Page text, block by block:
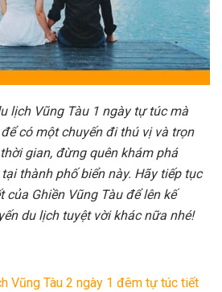
lịch Vũng Tàu 1 ngày tự túc mà
có một chuyến đi thú vị và trọn
gian, đừng quên khám phá
thành phố biển này. Hãy tiếp tục
của Ghiền Vũng Tàu để lên kế
du lịch tuyệt vời khác nữa nhé!
Vũng Tàu 2 ngày 1 đêm tự túc tiết